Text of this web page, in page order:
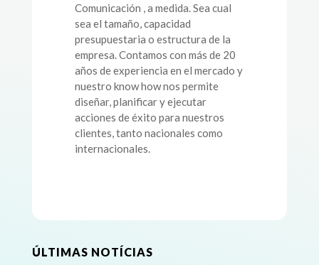
Comunicación , a medida. Sea cual
sea el tamaño, capacidad
presupuestaria o estructura de la
empresa. Contamos con más de 20
años de experiencia en el mercado y
nuestro know how nos permite
diseñar, planificar y ejecutar
acciones de éxito para nuestros
clientes, tanto nacionales como
internacionales.
ÚLTIMAS NOTÍCIAS